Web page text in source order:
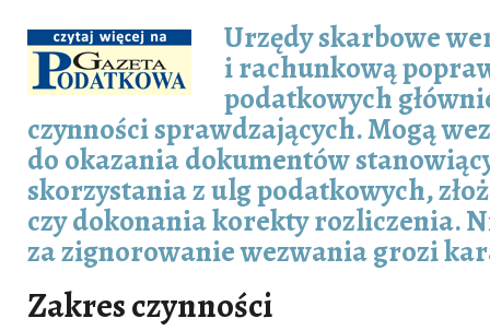
Urzędy skarbowe
i rachunkową
podatkowych
czynności sprawdzających. Mogą
do okazania dokumentów
skorzystania z ulg podatkowych,
czy dokonania korekty rozliczenia.
za zignorowanie wezwania grozi
Zakres czynności